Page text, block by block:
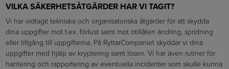
VILKA SÄKERHETSÅTGÄRDER HAR VI TAGIT?
Vi har vidtagit tekniska och organisatoriska åtgärder för att skydda
dina uppgifter mot t.ex. förlust samt mot otillåten ändring, spridning
eller tillgång till uppgifterna. På RyttarCompaniet skyddar vi dina
uppgifter med hjälp av kryptering samt lösen. Vi har även rutiner för
hantering och rapportering av eventuella incidenter som skulle kunna